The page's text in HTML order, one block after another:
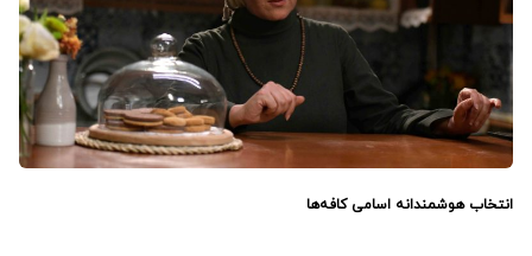
انتخاب هوشمندانه اسامی کافه‌ها